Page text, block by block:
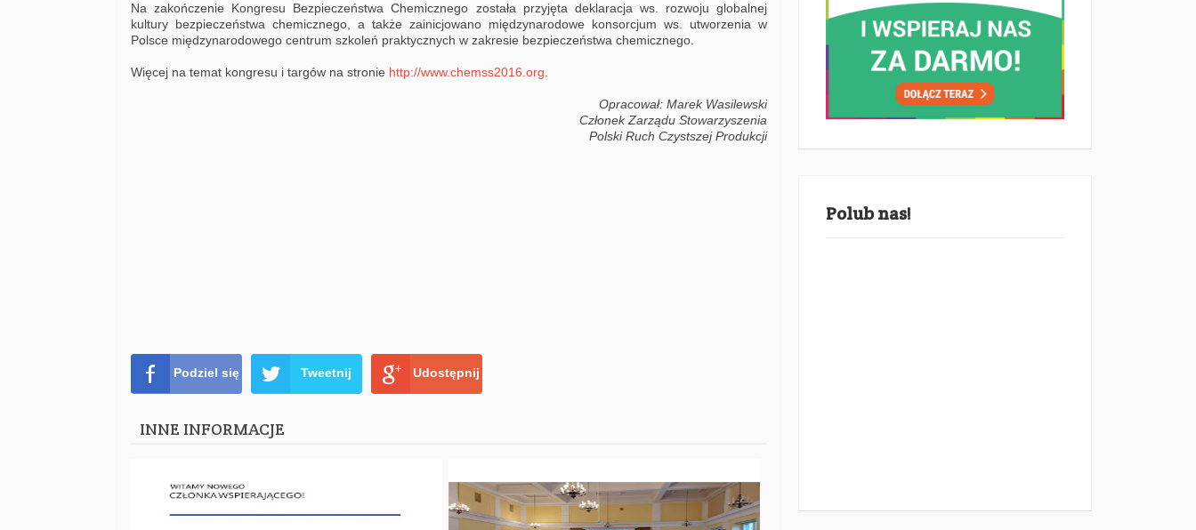
Na zakończenie Kongresu Bezpieczeństwa Chemicznego została przyjęta deklaracja ws. rozwoju globalnej
kultury bezpieczeństwa chemicznego, a także zainicjowano międzynarodowe konsorcjum ws. utworzenia w
Polsce międzynarodowego centrum szkoleń praktycznych w zakresie bezpieczeństwa chemicznego.
Więcej na temat kongresu i targów na stronie http://www.chemss2016.org
Opracował: Marek Wasilewski
Członek Zarządu Stowarzyszenia
Polski Ruch Czystszej Produkcji
Podziel się Tweetnij Udostępnij
INNE INFORMACJE
Polub nas!